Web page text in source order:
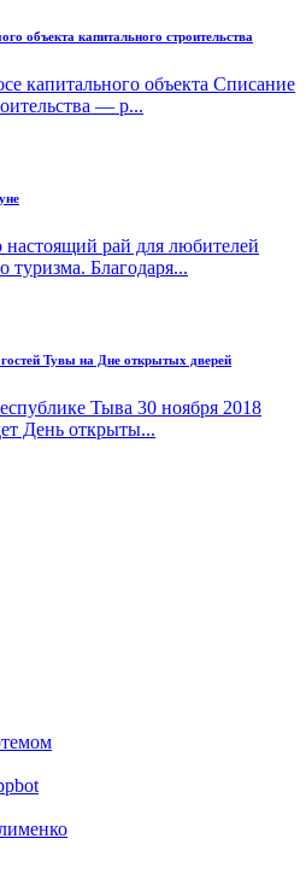
объекта капитального строительства
капитального объекта Списание
— р...
рай для любителей
туризма. Благодаря...
Тувы на Дне открытых дверей
Тыва 30 ноября 2018
День открыты...